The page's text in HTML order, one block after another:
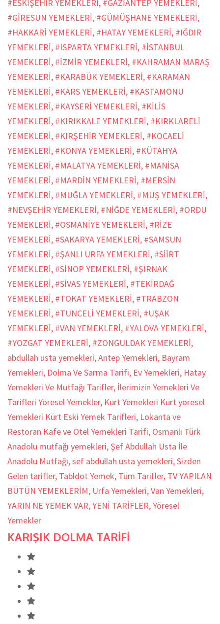
#ESKİŞEHİR YEMEKLERİ, #GAZİANTEP YEMEKLERİ,
#GİRESUN YEMEKLERİ, #GÜMÜŞHANE YEMEKLERİ,
#HAKKARİ YEMEKLERİ, #HATAY YEMEKLERİ, #IĞDIR
YEMEKLERİ, #ISPARTA YEMEKLERİ, #İSTANBUL
YEMEKLERİ, #İZMİR YEMEKLERİ, #KAHRAMAN MARAŞ
YEMEKLERİ, #KARABÜK YEMEKLERİ, #KARAMAN
YEMEKLERİ, #KARS YEMEKLERİ, #KASTAMONU
YEMEKLERİ, #KAYSERİ YEMEKLERİ, #KİLİS
YEMEKLERİ, #KIRIKKALE YEMEKLERİ, #KIRKLARELİ
YEMEKLERİ, #KIRŞEHİR YEMEKLERİ, #KOCAELİ
YEMEKLERİ, #KONYA YEMEKLERİ, #KÜTAHYA
YEMEKLERİ, #MALATYA YEMEKLERİ, #MANİSA
YEMEKLERİ, #MARDİN YEMEKLERİ, #MERSİN
YEMEKLERİ, #MUĞLA YEMEKLERİ, #MUŞ YEMEKLERİ,
#NEVŞEHİR YEMEKLERİ, #NİĞDE YEMEKLERİ, #ORDU
YEMEKLERİ, #OSMANİYE YEMEKLERİ, #RİZE
YEMEKLERİ, #SAKARYA YEMEKLERİ, #SAMSUN
YEMEKLERİ, #ŞANLI URFA YEMEKLERİ, #SİİRT
YEMEKLERİ, #SİNOP YEMEKLERİ, #ŞIRNAK
YEMEKLERİ, #SİVAS YEMEKLERİ, #TEKİRDAĞ
YEMEKLERİ, #TOKAT YEMEKLERİ, #TRABZON
YEMEKLERİ, #TUNCELİ YEMEKLERİ, #UŞAK
YEMEKLERİ, #VAN YEMEKLERİ, #YALOVA YEMEKLERİ,
#YOZGAT YEMEKLERİ, #ZONGULDAK YEMEKLERİ,
abdullah usta yemekleri,Antep Yemekleri, Bayram
Yemekleri, Dolma Ve Sarma Tarifi, Ev Yemekleri, Hatay
Yemekleri Ve Mutfağı Tarifler, İlerimizin Yemekleri Ve
Tarifleri Yöresel Yemekler, Kürt Yemekleri Kürt yöresel
Yemekleri Kürt Eski Yemek Tarifleri, Lokanta ve
Restoran Kafe ve Otel Yemekleri Tarifi, Osmanlı Türk
Anadolu mutfağı yemekleri, Şef Abdullah Usta İle
Anadolu Mutfağı,sef abdullah usta yemekleri,Sizden
Gelen tarifler, Tabldot Yemek, Tüm Tarifler, TV YAPILAN
BÜTÜN YEMEKLERİM, Urfa Yemekleri,Van Yemekleri,
YARIN NE YEMEK VAR,YENİ TARİFLER,Yöresel
Yemekler
KARIŞIK DOLMA TARİFİ